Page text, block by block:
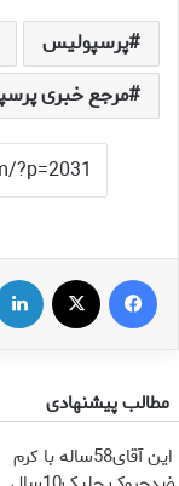
پرسپولیس
مرجع خبری
فیس بوک
مطالب پیشنهادی
این آقای58ساله با کرم